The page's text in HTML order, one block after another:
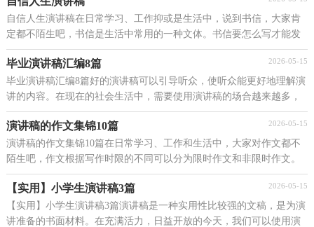
自信人生演讲稿在日常学习、工作抑或是生活中，说到书信，大家肯
定都不陌生吧，书信是生活中常用的一种文体。书信要怎么写才能发
它的作用呢？下面是小编为大家收集的自信人生演讲稿...
毕业演讲稿汇编8篇 2026-05-15
毕业演讲稿汇编8篇好的演讲稿可以引导听众，使听众能更好地理解演
讲的内容。在现在的社会生活中，需要使用演讲稿的场合越来越多，
那么问题来了，到底应如何写一份恰当的演讲稿呢？下...
演讲稿的作文集锦10篇 2026-05-15
演讲稿的作文集锦10篇在日常学习、工作和生活中，大家对作文都不
陌生吧，作文根据写作时限的不同可以分为限时作文和非限时作文。
那么，怎么去写作文呢？以下是小编精心整理的演讲稿...
【实用】小学生演讲稿3篇 2026-05-15
【实用】小学生演讲稿3篇演讲稿是一种实用性比较强的文稿，是为演
讲准备的书面材料。在充满活力，日益开放的今天，我们可以使用演